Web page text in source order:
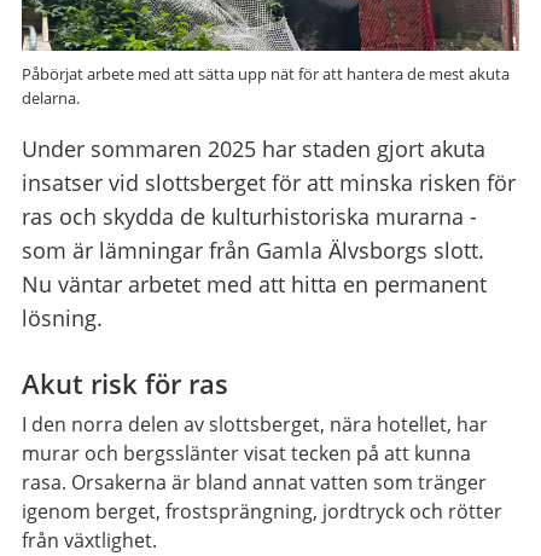
Påbörjat arbete med att sätta upp nät för att hantera de mest akuta
delarna.
Under sommaren 2025 har staden gjort akuta
insatser vid slottsberget för att minska risken för
ras och skydda de kulturhistoriska murarna -
som är lämningar från Gamla Älvsborgs slott.
Nu väntar arbetet med att hitta en permanent
lösning.
Akut risk för ras
I den norra delen av slottsberget, nära hotellet, har
murar och bergsslänter visat tecken på att kunna
rasa. Orsakerna är bland annat vatten som tränger
igenom berget, frostsprängning, jordtryck och rötter
från växtlighet.